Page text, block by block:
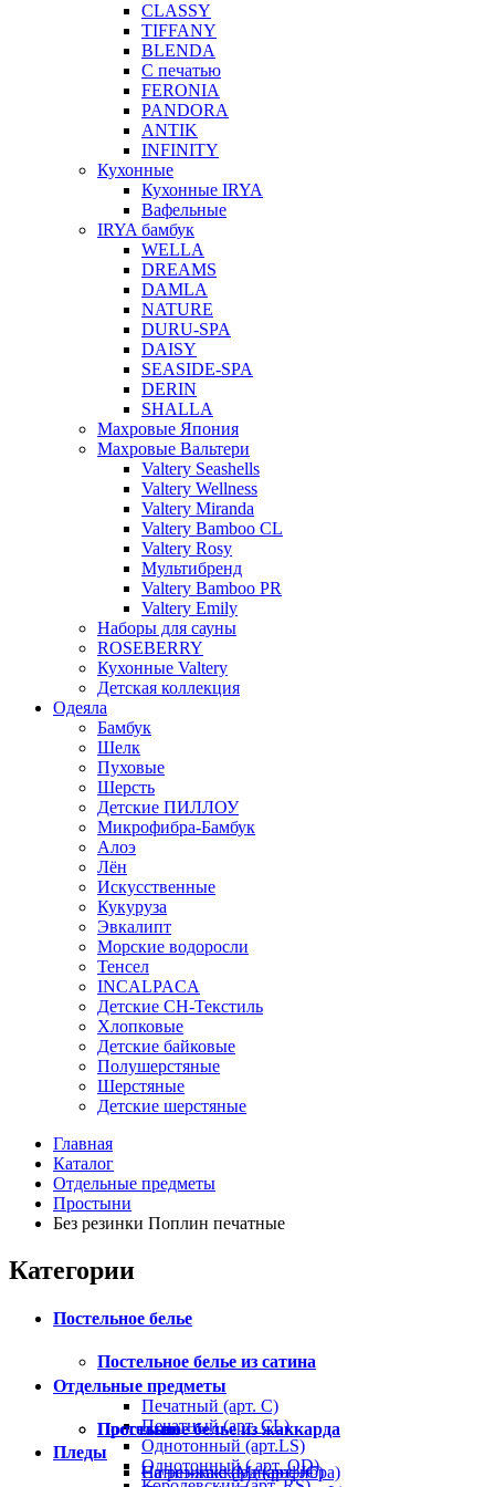
CLASSY
TIFFANY
BLENDA
С печатью
FERONIA
PANDORA
ANTIK
INFINITY
Кухонные
Кухонные IRYA
Вафельные
IRYA бамбук
WELLA
DREAMS
DAMLA
NATURE
DURU-SPA
DAISY
SEASIDE-SPA
DERIN
SHALLA
Махровые Япония
Махровые Вальтери
Valtery Seashells
Valtery Wellness
Valtery Miranda
Valtery Bamboo CL
Valtery Rosy
Мультибренд
Valtery Bamboo PR
Valtery Emily
Наборы для сауны
ROSEBERRY
Кухонные Valtery
Детская коллекция
Одеяла
Бамбук
Шелк
Пуховые
Шерсть
Детские ПИЛЛОУ
Микрофибра-Бамбук
Алоэ
Лён
Искусственные
Кукуруза
Эвкалипт
Морские водоросли
Тенсел
INCALPACA
Детские СН-Текстиль
Хлопковые
Детские байковые
Полушерстяные
Шерстяные
Детские шерстяные
Главная
Каталог
Отдельные предметы
Простыни
Без резинки Поплин печатные
Категории
Постельное белье
Постельное белье из сатина
Печатный (арт. С)
Печатный (арт. СL)
Однотонный (арт.LS)
Однотонный ( арт. OD)
Постельное белье из жаккарда
Сатин-жаккард (арт. JC)
Отдельные предметы
Простыни
На резинке (Микрофибра)
Пледы